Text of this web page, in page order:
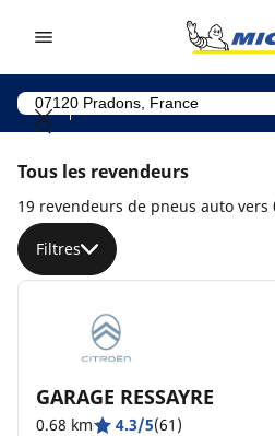
Tous les revendeurs
19 revendeurs de pneus auto vers
Filtres
GARAGE RESSAYRE
0.68 km 4.3/5(61)